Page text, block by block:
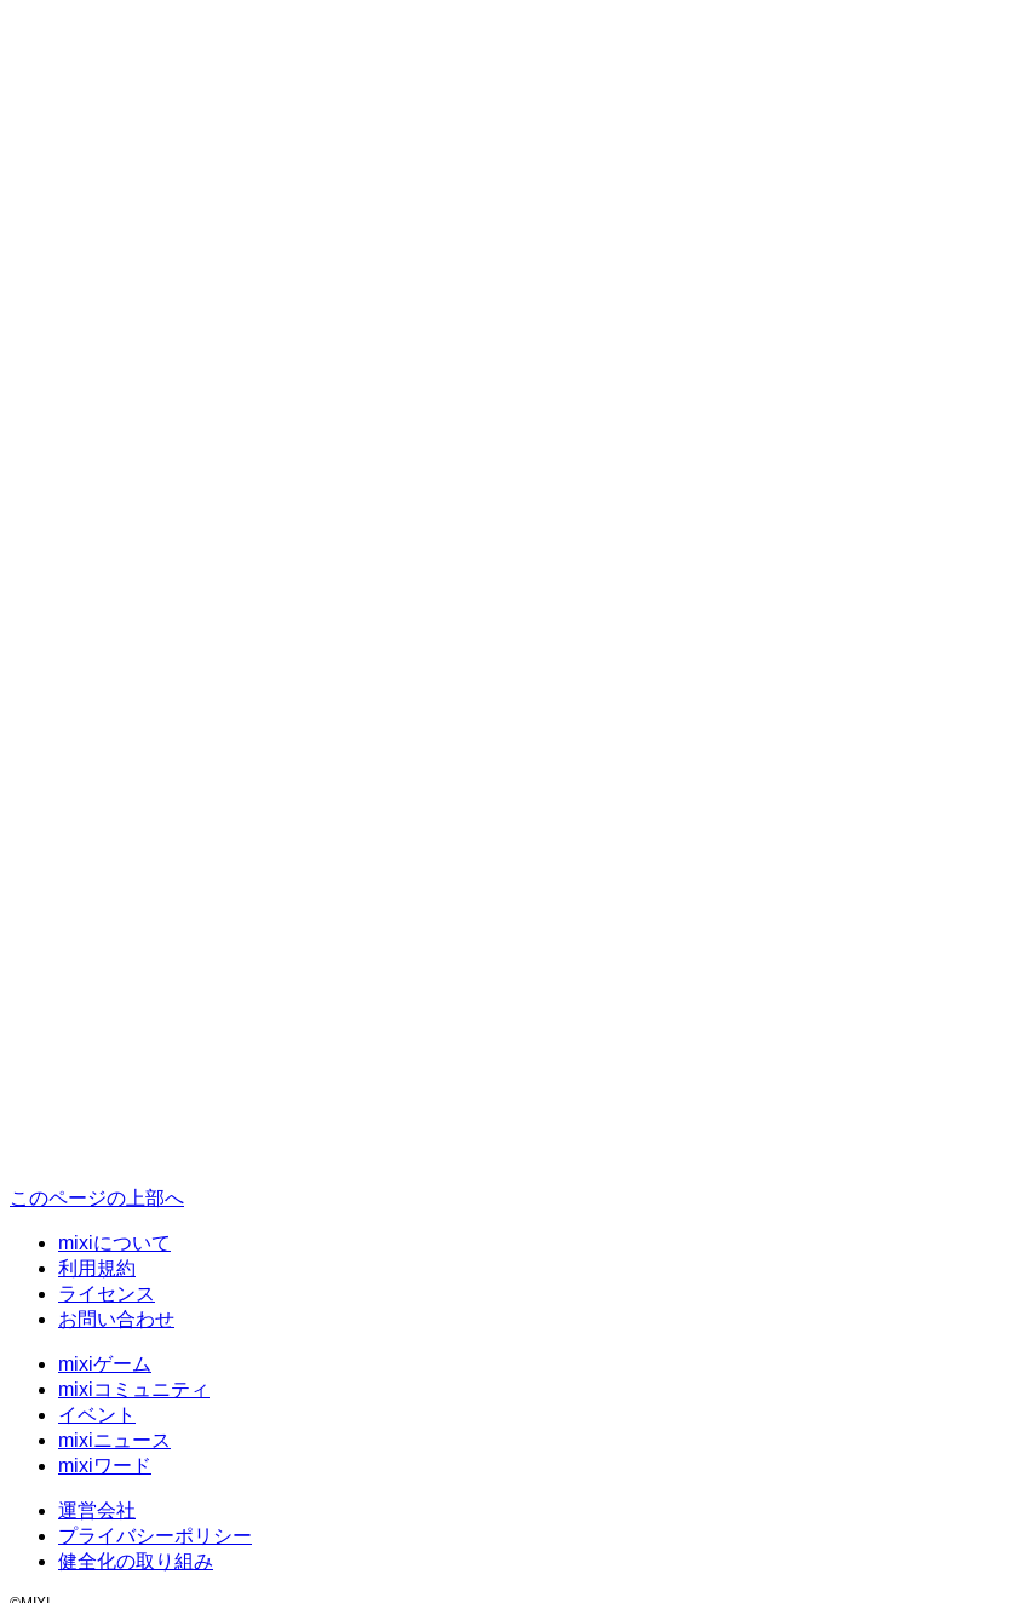
このページの上部へ
mixiについて
利用規約
ライセンス
お問い合わせ
mixiゲーム
mixiコミュニティ
イベント
mixiニュース
mixiワード
運営会社
プライバシーポリシー
健全化の取り組み